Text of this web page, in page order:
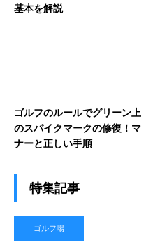
基本を解説
ゴルフのルールでグリーン上
のスパイクマークの修復！マ
ナーと正しい手順
特集記事
ゴルフ場